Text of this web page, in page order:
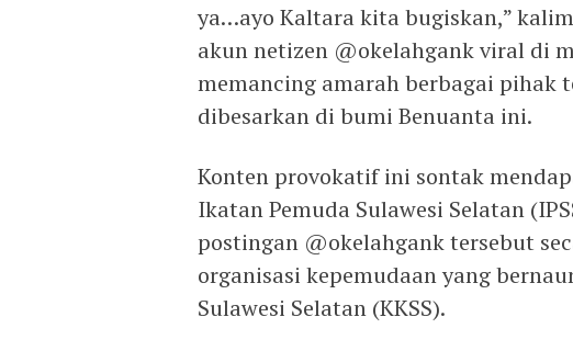
ya…ayo Kaltara kita bugiskan,”
akun netizen @okelahgank viral di
memancing amarah berbagai pihak
dibesarkan di bumi Benuanta ini.
Konten provokatif ini sontak
Ikatan Pemuda Sulawesi Selatan
postingan @okelahgank tersebut
organisasi kepemudaan yang
Sulawesi Selatan (KKSS).